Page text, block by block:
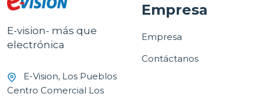
E-vision- más que
electrónica
E-Vision, Los Pueblos
Centro Comercial Los
Empresa
Empresa
Contáctanos